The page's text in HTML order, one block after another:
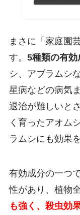
まさに「家庭園
す。 5種類の有効
シ、アブラムシ
星病などの病気
退治が難しいと
く育ったアオム
ラムシにも効果
有効成分の一つ
性があり、植物
も強く、殺虫効